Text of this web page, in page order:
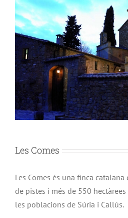
Les Comes
Les Comes és una finca
de pistes i més de 550
les poblacions de Súria i Callús.